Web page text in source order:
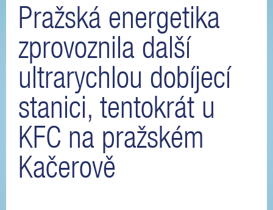
Pražská energetika
zprovoznila další
ultrarychlou dobíjecí
stanici, tentokrát u
KFC na pražském
Kačerově